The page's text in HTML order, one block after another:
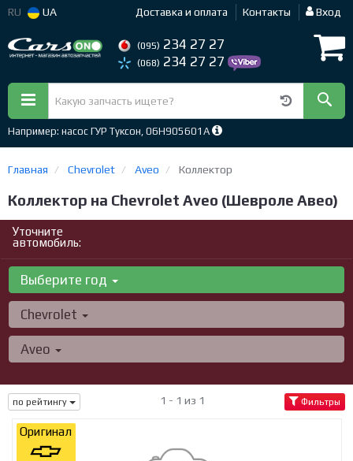
RU UA Доставка и оплата Контакты Вход
(095) 234 27 27
(068) 234 27 27
Например: насос ГУР Туксон, 06H905601A
Главная Chevrolet Aveo Коллектор
Коллектор на Chevrolet Aveo (Шевроле Авео)
Уточните
автомобиль:
Выберите год
Chevrolet
Aveo
по рейтингу 1 - 1 из 1 Фильтры
Оригинал